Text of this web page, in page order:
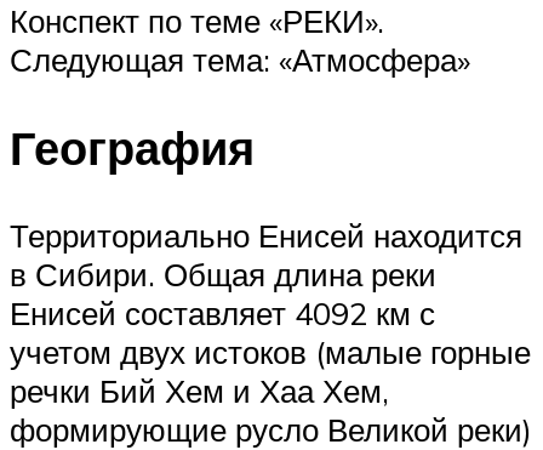
Конспект по теме «РЕКИ».
Следующая тема: «Атмосфера»
География
Территориально Енисей находится
в Сибири. Общая длина реки
Енисей составляет 4092 км с
учетом двух истоков (малые горные
речки Бий Хем и Хаа Хем,
формирующие русло Великой реки)